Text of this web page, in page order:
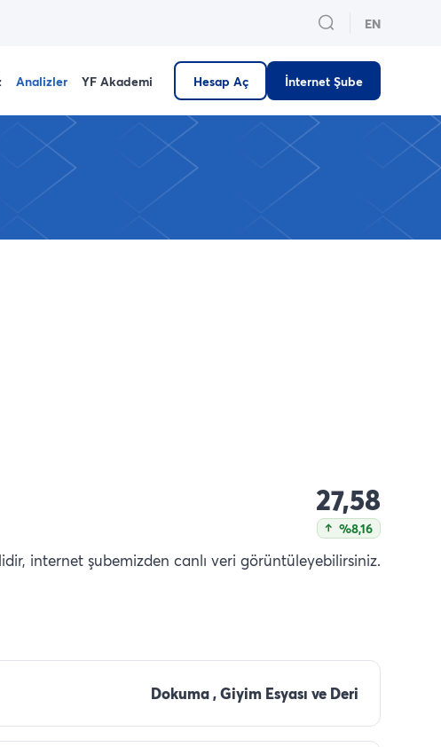
EN
Analizler YF Akademi Hesap Aç İnternet Şube
27,58
%8,16
internet şubemizden canlı veri görüntüleyebilirsiniz.
Dokuma , Giyim Esyası ve Deri